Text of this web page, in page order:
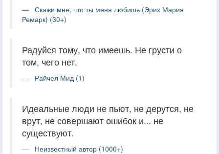
Скажи мне, что ты меня любишь (Эрих Мария
Ремарк) (30+)
Радуйся тому, что имеешь. Не грусти о
том, чего нет.
Райчел Мид (1)
Идеальные люди не пьют, не дерутся, не
врут, не совершают ошибок и... не
существуют.
Неизвестный автор (1000+)